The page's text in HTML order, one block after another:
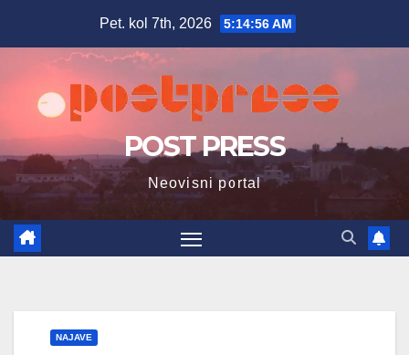
Pet. kol 7th, 2026 5:14:57 AM
POST PRESS
Neovisni portal
NAJAVE